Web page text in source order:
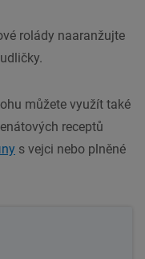
rolády naaranžujte
můžete využít také
receptů
s vejci nebo plněné